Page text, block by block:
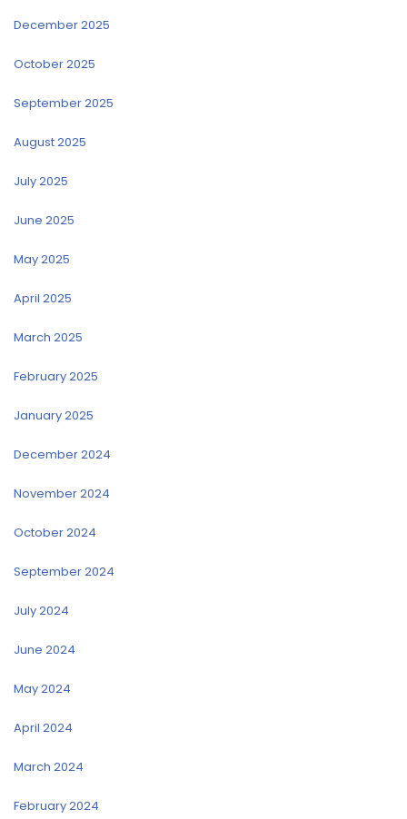
December 2025
October 2025
September 2025
August 2025
July 2025
June 2025
May 2025
April 2025
March 2025
February 2025
January 2025
December 2024
November 2024
October 2024
September 2024
July 2024
June 2024
May 2024
April 2024
March 2024
February 2024